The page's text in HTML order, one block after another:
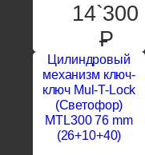
14`300
P
Цилиндровый
механизм ключ-
ключ Mul-T-Lock
(Светофор)
MTL300 76 mm
(26+10+40)